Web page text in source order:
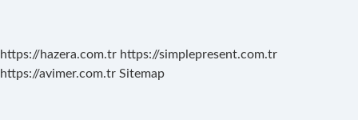
https://hazera.com.tr https://simplepresent.com.tr
https://avimer.com.tr Sitemap